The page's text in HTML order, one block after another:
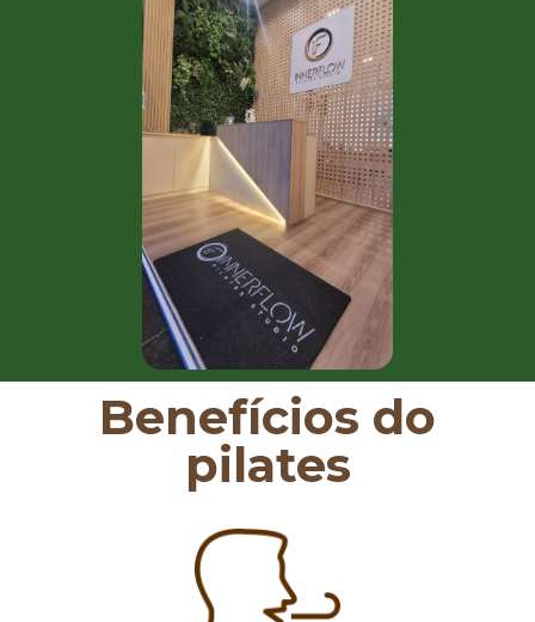
Benefícios do
pilates